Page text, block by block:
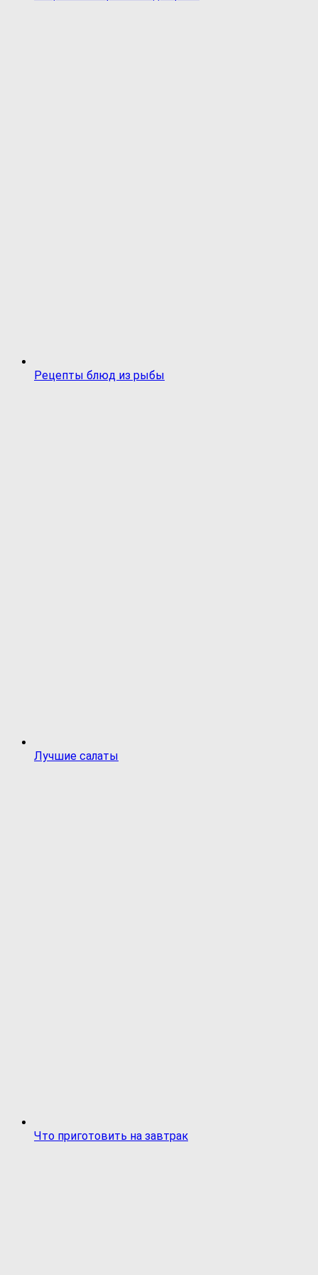
Рецепты блюд из рыбы
Лучшие салаты
Что приготовить на завтрак